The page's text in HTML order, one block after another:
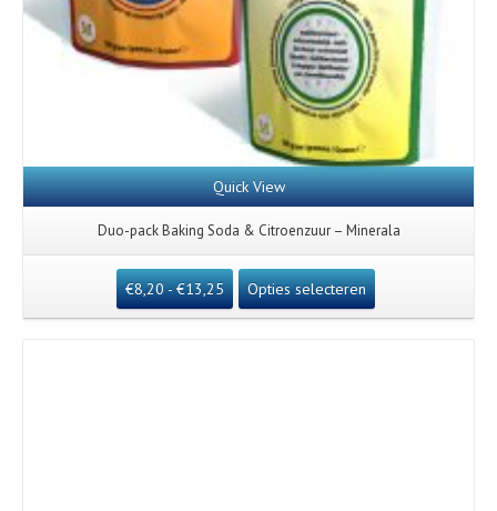
Quick View
Duo-pack Baking Soda & Citroenzuur – Minerala
€8,20- €13,25 Opties selecteren